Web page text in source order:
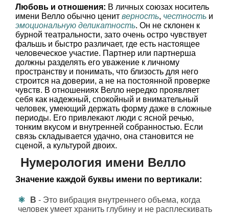
Любовь и отношения: В личных союзах носитель
имени Велло обычно ценит верность, честность и
эмоциональную деликатность. Он не склонен к
бурной театральности, зато очень остро чувствует
фальшь и быстро различает, где есть настоящее
человеческое участие. Партнер или партнерша
должны разделять его уважение к личному
пространству и понимать, что близость для него
строится на доверии, а не на постоянной проверке
чувств. В отношениях Велло нередко проявляет
себя как надежный, спокойный и внимательный
человек, умеющий держать форму даже в сложные
периоды. Его привлекают люди с ясной речью,
тонким вкусом и внутренней собранностью. Если
связь складывается удачно, она становится не
сценой, а культурой двоих.
Нумерология имени Велло
Значение каждой буквы имени по вертикали:
В - Это вибрация внутреннего объема, когда
человек умеет хранить глубину и не расплескивать